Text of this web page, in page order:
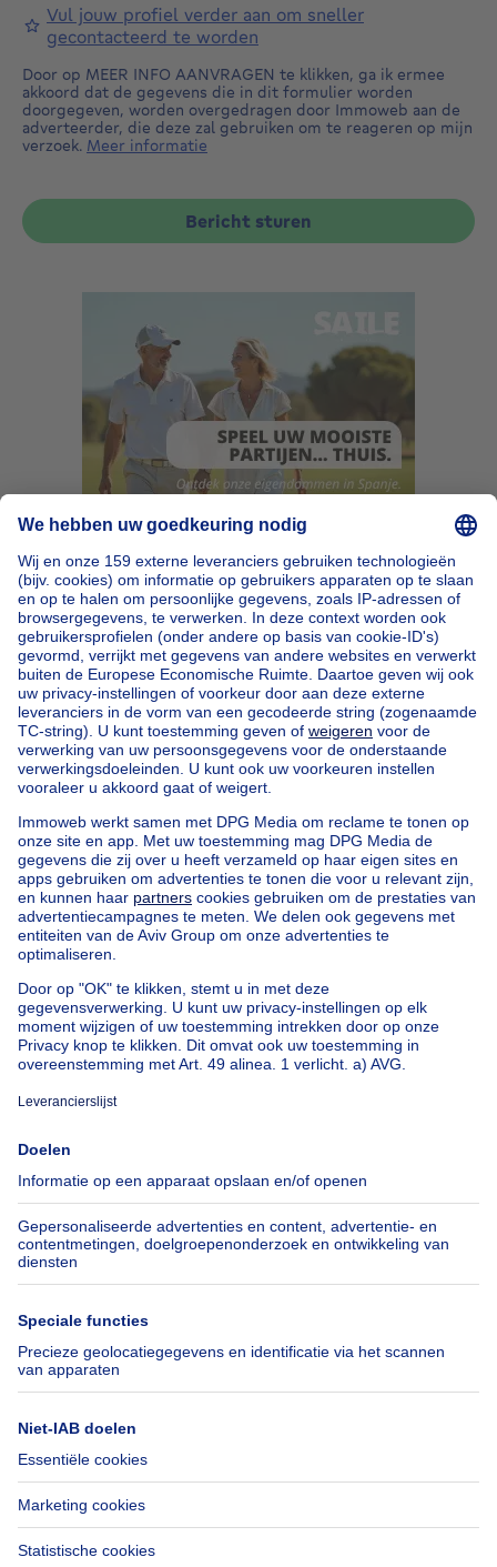
Vul jouw profiel verder aan om sneller
gecontacteerd te worden
Door op MEER INFO AANVRAGEN te klikken, ga ik ermee
akkoord dat de gegevens die in dit formulier worden
doorgegeven, worden overgedragen door Immoweb aan de
adverteerder, die deze zal gebruiken om te reageren op mijn
verzoek. Meer informatie
Bericht sturen
Home België
Brussel (provincie)
Brussel (arrondissement)
Kopen uw huis in Anderlecht
Onze huizen buiten BelgiëHuis te koop Frankrijk
Huis te koop Spanje
Huis te koop Italië
Huis te koop Luxemburg
Huis te koop Nederland
Goedkoop vastgoedGoedkoop huis te koop
Goedkope appartementen te huur
Onze huurwoningen met slaapkamers
Appartement te koop met 3 slaapkamers Oostende
Huis te koop met 3 slaapkamers Stene
Huis te koop met 3 slaapkamers Deurne
Over
Immoweb
Pers
Jobs
Axel Springer Group
SeLoger.com
Immowelt.de
Tools
Belfius
Verzekeringen
Verhuis checklist
Hulp
Veelgestelde vragen
Toegankelijkheid
Contacteer ons
Volg ons
LinkedIn
Immoweb SA © 2026 - Alle rechten voorbehouden